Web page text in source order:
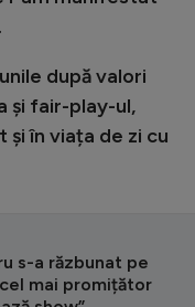
după valori
și fair-play-ul,
în viața de zi cu
s-a răzbunat pe
mai promițător